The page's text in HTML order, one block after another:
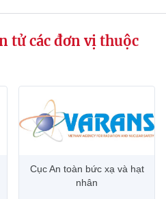
tử các đơn vị thuộc
Cục An toàn bức xạ và hạt
nhân